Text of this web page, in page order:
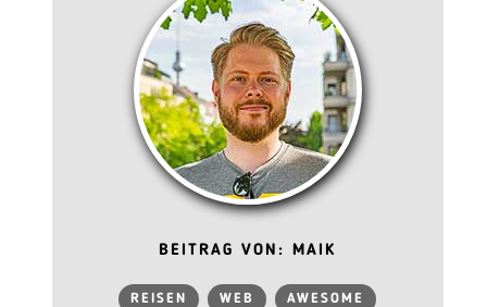
BEITRAG VON: MAIK
REISEN WEB AWESOME